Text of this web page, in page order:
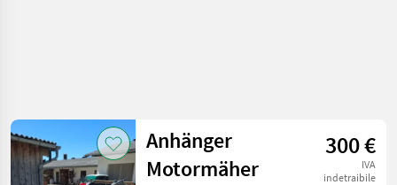
Anhänger
Motormäher
300 €
IVA
indetraibile